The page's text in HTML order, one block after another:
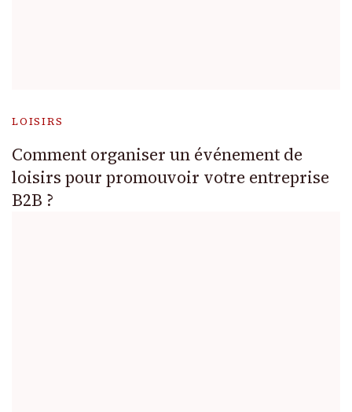
LOISIRS
Comment organiser un événement de
loisirs pour promouvoir votre entreprise
B2B ?